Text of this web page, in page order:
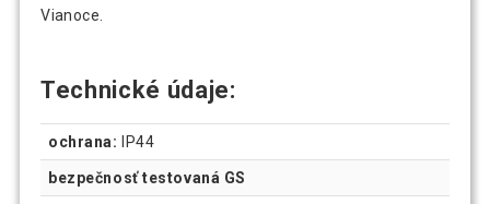
Vianoce.
Technické údaje:
ochrana: IP44
bezpečnosť testovaná GS